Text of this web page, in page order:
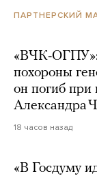
ПАРТНЕРСКИЙ
«ВЧК-ОГПУ»:
похороны
он погиб
Александра
18 часов назад
«В Госдуму